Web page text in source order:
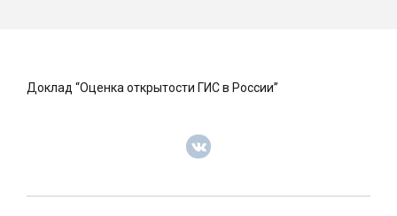
Доклад “Оценка открытости ГИС в России”